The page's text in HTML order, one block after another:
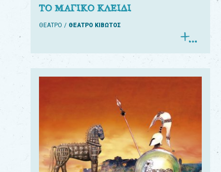
ΤΟ ΜΑΓΙΚΟ ΚΛΕΙΔΙ
ΘΕΑΤΡΟ ΘΕΑΤΡΟ ΚΙΒΩΤΟΣ